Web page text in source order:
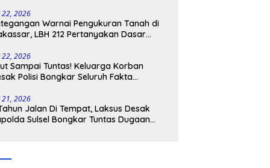
22, 2026
Warnai Pengukuran Tanah di
LBH 212 Pertanyakan Dasar
22, 2026
Sampai Tuntas! Keluarga Korban
Polisi Bongkar Seluruh Fakta
21, 2026
Jalan Di Tempat, Laksus Desak
Sulsel Bongkar Tuntas Dugaan